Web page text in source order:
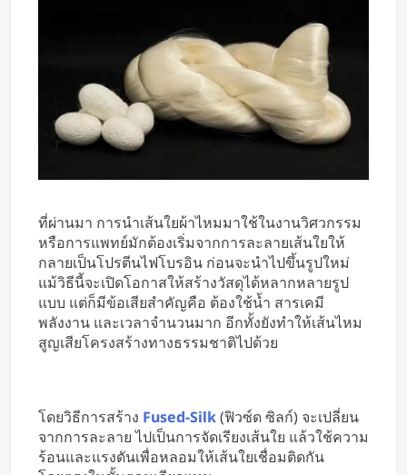
ที่ผ่านมา การนำเส้นใยผ้าไหมมาใช้ในงานวิศวกรรม
หรือการแพทย์มักต้องเริ่มจากการละลายเส้นใยให้
กลายเป็นโปรตีนไฟโบรอิน ก่อนจะนำไปขึ้นรูปใหม่
แม้วิธีนี้จะเปิดโอกาสให้สร้างวัสดุได้หลากหลายรูป
แบบ แต่ก็มีข้อเสียสำคัญคือ ต้องใช้น้ำ สารเคมี
พลังงาน และเวลาจำนวนมาก อีกทั้งยังทำให้เส้นไหม
สูญเสียโครงสร้างทางธรรมชาติไปด้วย
โดยวิธีการสร้าง Fused-Silk(ฟิวซ์ด ซิลก์) จะเปลี่ยน
จากการละลาย ไปเป็นการจัดเรียงเส้นใย แล้วใช้ความ
ร้อนและแรงดันเพื่อหลอมให้เส้นใยเชื่อมติดกัน